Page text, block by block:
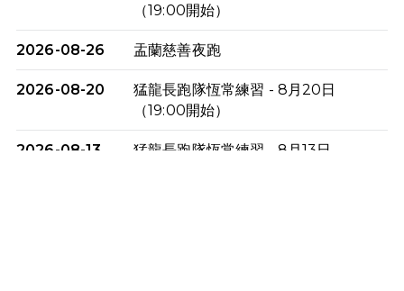
（19:00開始）
2026-08-26 盂蘭慈善夜跑
2026-08-20
猛龍長跑隊恆常練習 - 8月20日
（19:00開始）
2026-08-13
猛龍長跑隊恆常練習 - 8月13日